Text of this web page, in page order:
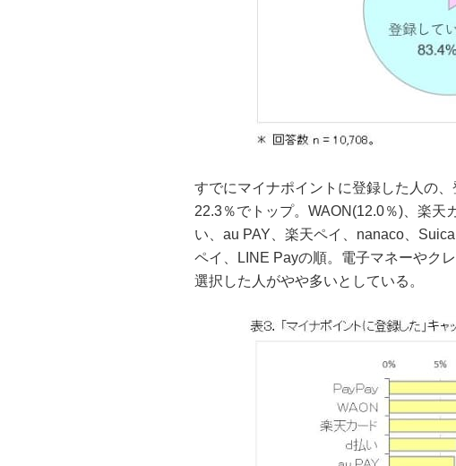
すでにマイナポイントに登録した人の
22.3％でトップ。WAON(12.0％)、楽天
い、au PAY、楽天ペイ、nanaco、
ペイ、LINE Payの順。電子マネーやク
選択した人がやや多いとしている。